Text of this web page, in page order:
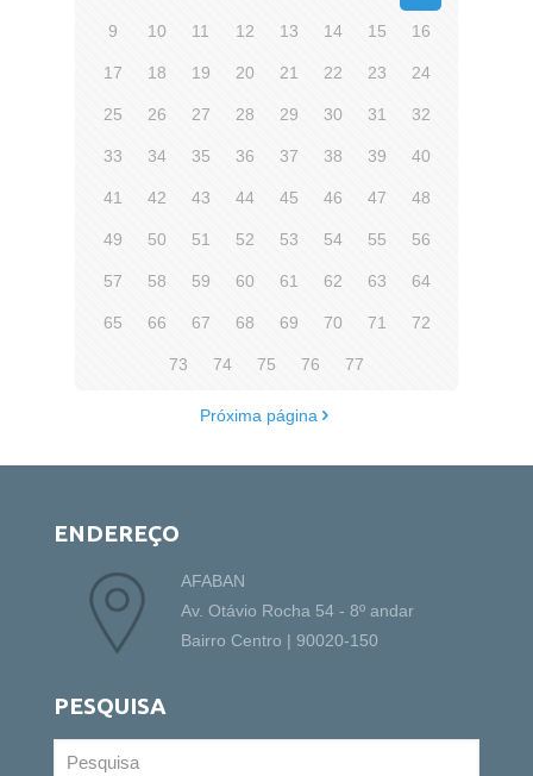
9 10 11 12 13 14 15 16
17 18 19 20 21 22 23 24
25 26 27 28 29 30 31 32
33 34 35 36 37 38 39 40
41 42 43 44 45 46 47 48
49 50 51 52 53 54 55 56
57 58 59 60 61 62 63 64
65 66 67 68 69 70 71 72
73 74 75 76 77
Próxima página
ENDEREÇO
AFABAN
Av. Otávio Rocha 54 - 8º andar
Bairro Centro | 90020-150
PESQUISA